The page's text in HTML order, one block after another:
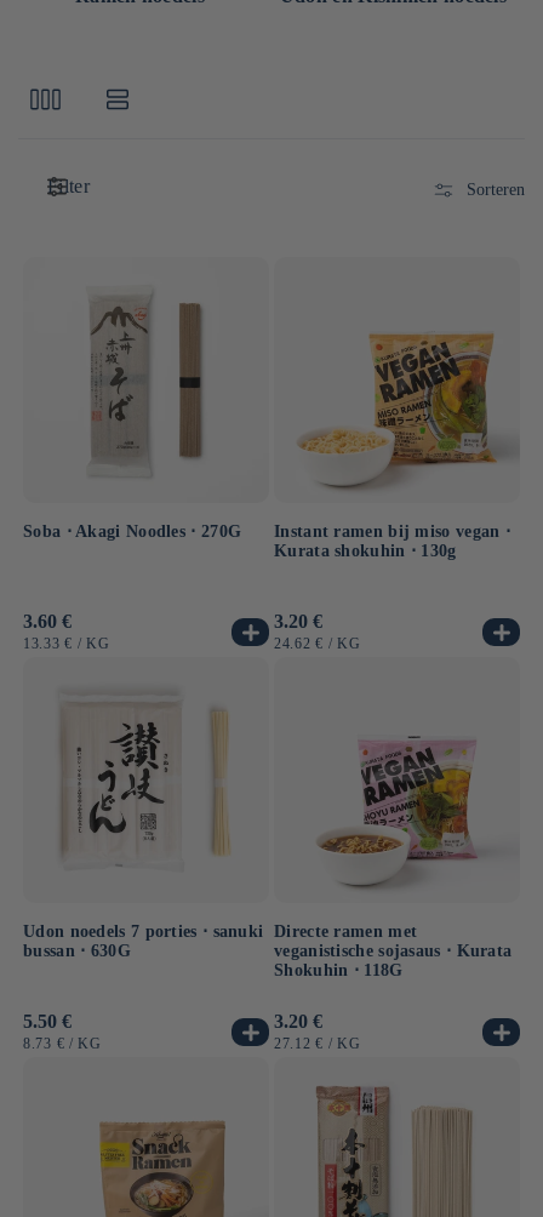
Filter Sorteren
Soba ⋅ Akagi Noodles ⋅ 270G
Normale
prijs
3.60 €
EENHEIDSPRIJS
13.33 € / PER
KG
Instant ramen bij miso vegan ⋅
Kurata shokuhin ⋅ 130g
Normale
prijs
3.20 €
EENHEIDSPRIJS
24.62 € / PER
KG
Udon noedels 7 porties ⋅ sanuki
bussan ⋅ 630G
Normale
prijs
5.50 €
EENHEIDSPRIJS
8.73 € / PER
KG
Directe ramen met
veganistische sojasaus ⋅ Kurata
Shokuhin ⋅ 118G
Normale
prijs
3.20 €
EENHEIDSPRIJS
27.12 € / PER
KG